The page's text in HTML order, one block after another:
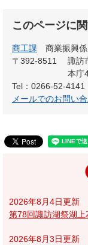
このページに
商工課
商業振興係
〒392-8511
諏訪
本庁
Tel：0266-52-4141
メールでのお問い
2026年8月4日更新
第78回諏訪湖祭湖
2026年8月3日更新